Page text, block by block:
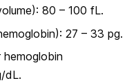
): 80 – 100 fL.
): 27 – 33 pg.
hemoglobin
dL.